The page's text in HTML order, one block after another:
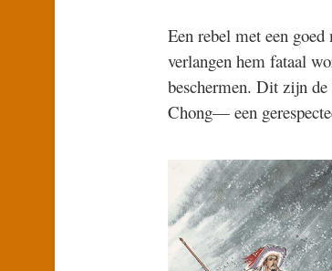
Een rebel met een
verlangen hem fataal
beschermen. Dit zijn
Chong— een